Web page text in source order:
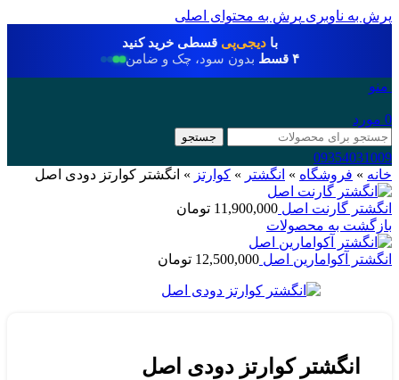
پرش به ناوبری پرش به محتوای اصلی
بادیجی‌پی قسطی خرید کنید
۴ قسط
بدون سود، چک و ضامن
منو
0 مورد
جستجو
09354031009
خانه » فروشگاه » انگشتر » کوارتز » انگشتر کوارتز دودی اصل
انگشتر گارنت اصل 11,900,000 تومان
بازگشت به محصولات
انگشتر آکوامارین اصل 12,500,000 تومان
انگشتر کوارتز دودی اصل